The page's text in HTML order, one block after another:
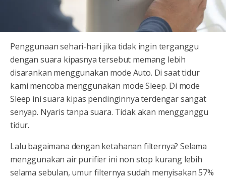
Penggunaan sehari-hari jika tidak ingin terganggu
dengan suara kipasnya tersebut memang lebih
disarankan menggunakan mode Auto. Di saat tidur
kami mencoba menggunakan mode Sleep. Di mode
Sleep ini suara kipas pendinginnya terdengar sangat
senyap. Nyaris tanpa suara. Tidak akan mengganggu
tidur.
Lalu bagaimana dengan ketahanan filternya? Selama
menggunakan air purifier ini non stop kurang lebih
selama sebulan, umur filternya sudah menyisakan 57%